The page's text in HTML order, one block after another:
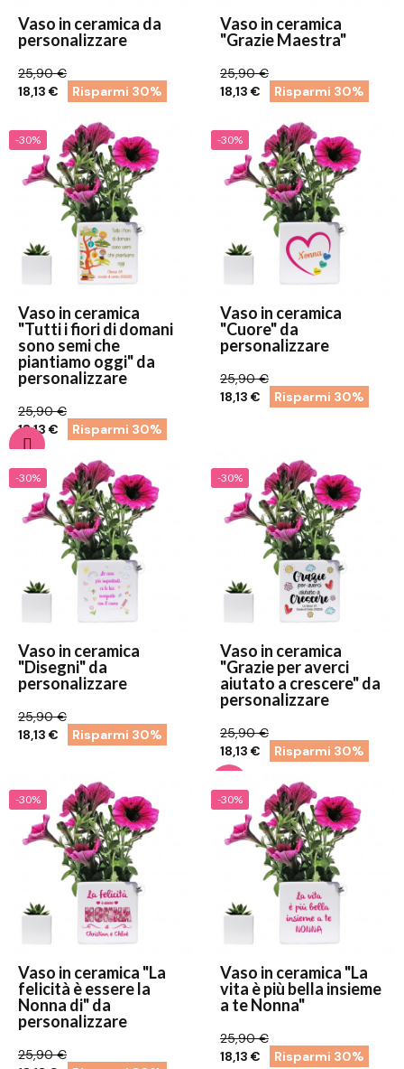
Vaso in ceramica da
personalizzare
25,90 €
18,13 €
Risparmi 30%
Vaso in ceramica
"Grazie Maestra"
25,90 €
18,13 €
Risparmi 30%
-30%
Vaso in ceramica
"Tutti i fiori di domani
sono semi che
piantiamo oggi" da
personalizzare
25,90 €
18,13 €
Risparmi 30%
-30%
Vaso in ceramica
"Cuore" da
personalizzare
25,90 €
18,13 €
Risparmi 30%
-30%
Vaso in ceramica
"Disegni" da
personalizzare
25,90 €
18,13 €
Risparmi 30%
-30%
Vaso in ceramica
"Grazie per averci
aiutato a crescere" da
personalizzare
25,90 €
18,13 €
Risparmi 30%
-30%
Vaso in ceramica "La
felicità è essere la
Nonna di" da
personalizzare
25,90 €
-30%
Vaso in ceramica "La
vita è più bella insieme
a te Nonna"
25,90 €
18,13 €
Risparmi 30%